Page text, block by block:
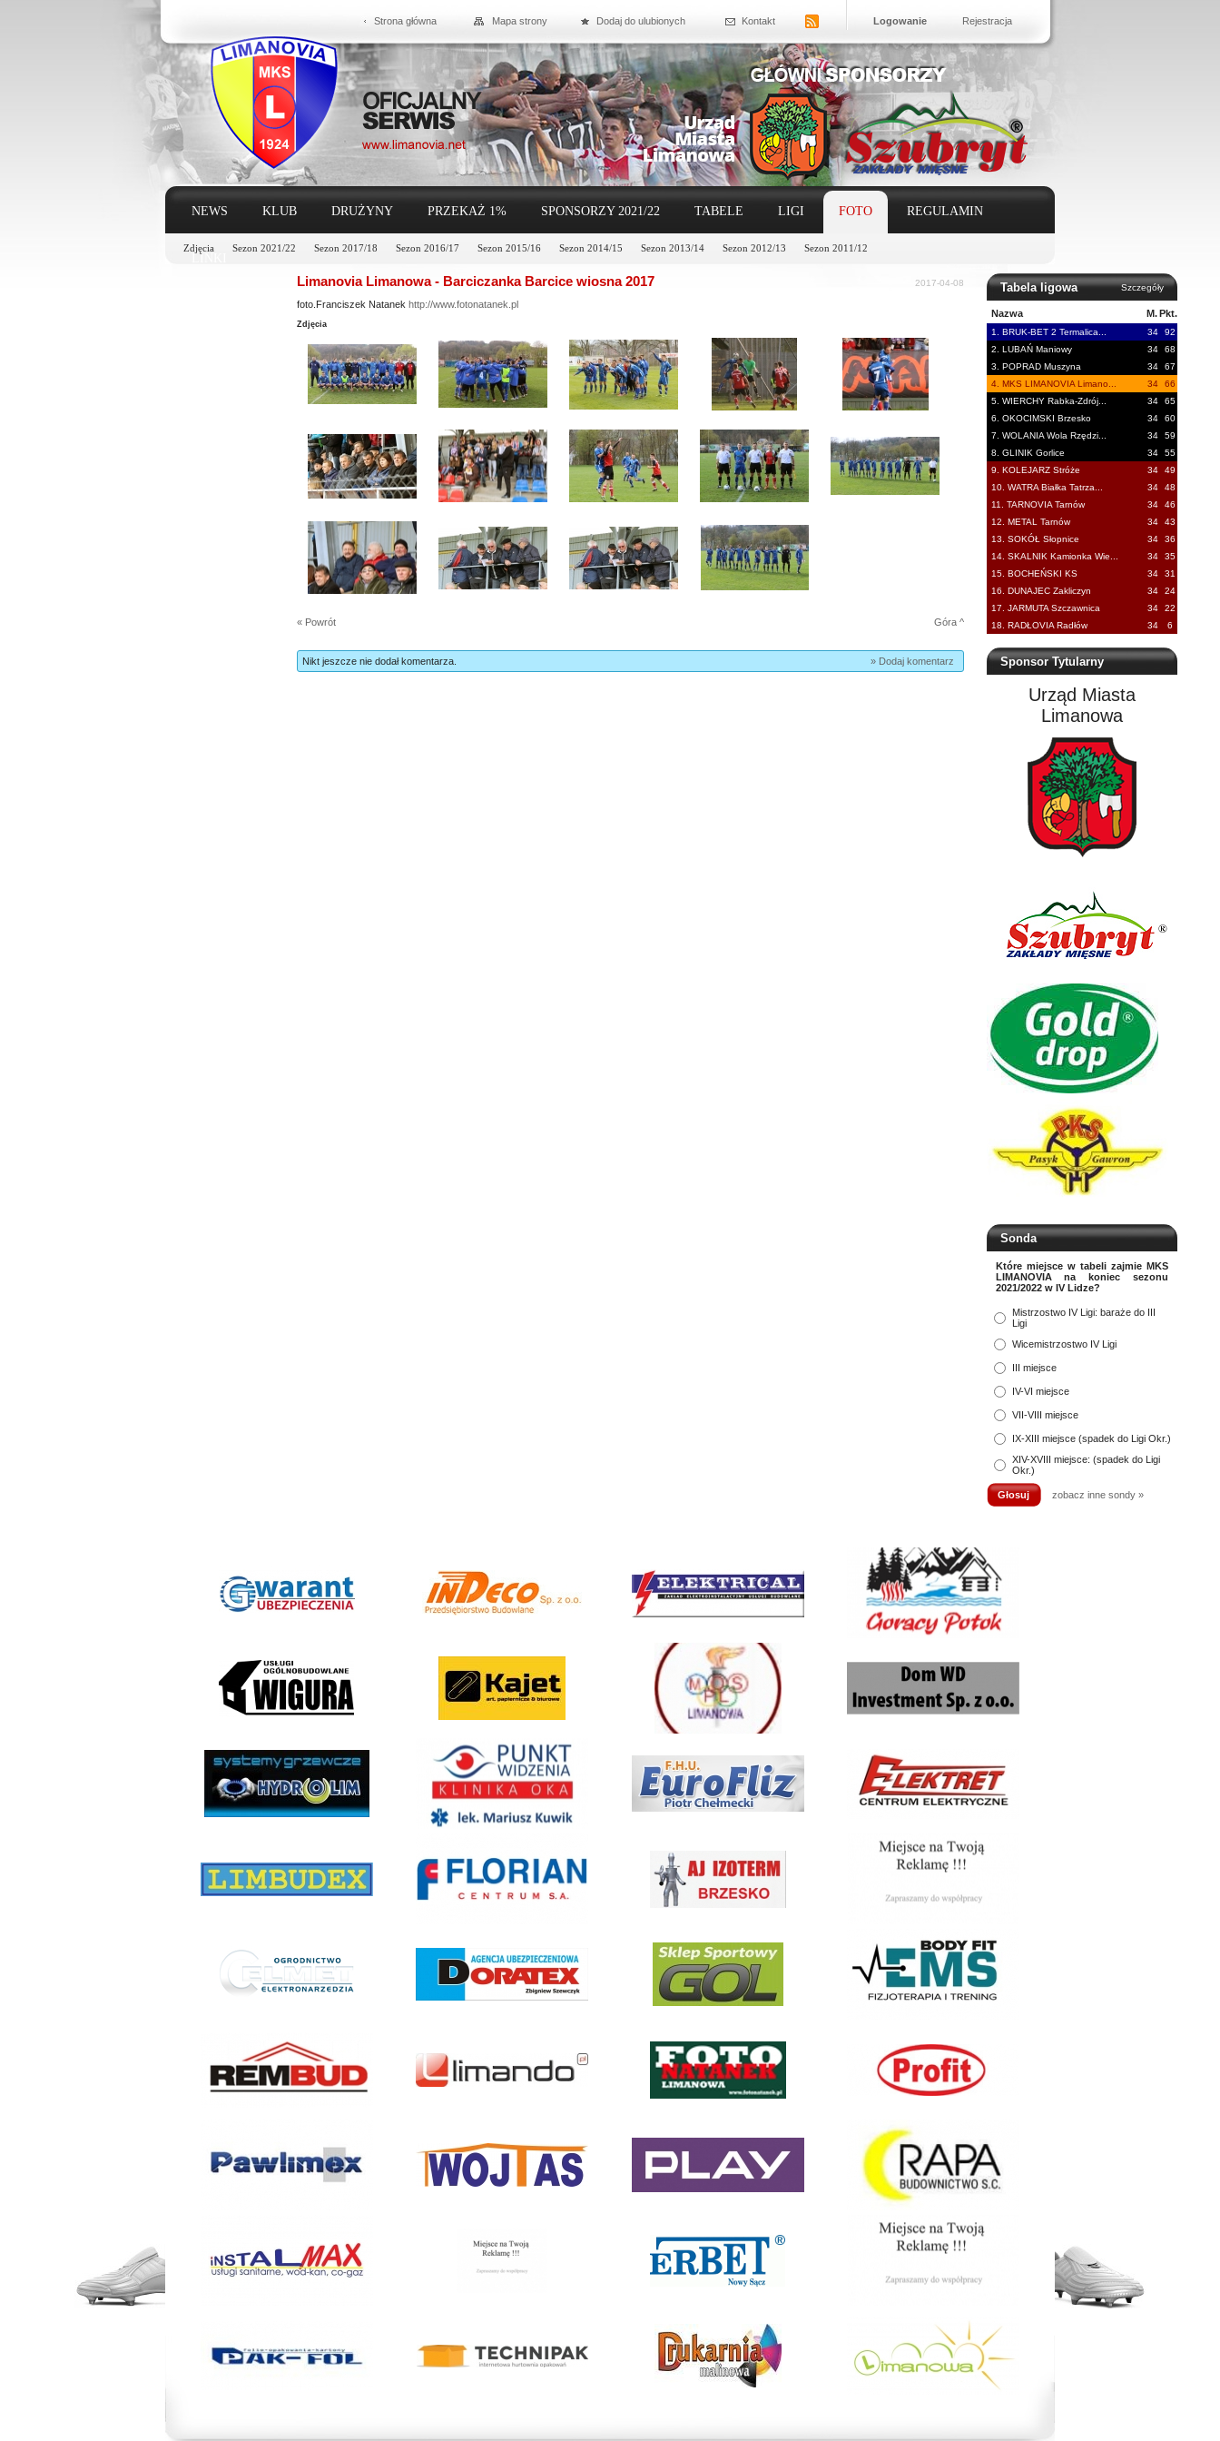
Strona główna Mapa strony Dodaj do ulubionych Kontakt Logowanie Rejestracja
NEWS KLUB DRUŻYNY PRZEKAŻ 1% SPONSORZY 2021/22 TABELE LIGI FOTO
Zdjęcia Sezon 2021/22 Sezon 2017/18 Sezon 2016/17 Sezon 2015/16 Sezon 2014/15 Sezon 2013/14 Sezon 2012/13 Sezon 2011/12
REGULAMIN
LINKI
Tabela ligowa Szczegóły
Nazwa M. Pkt.
1. BRUK-BET 2 Termalica... 34
92
2. LUBAŃ Maniowy
34
68
3. POPRAD Muszyna
34
67
4. MKS LIMANOVIA Limano...
34
66
5. WIERCHY Rabka-Zdrój...
34
65
6. OKOCIMSKI Brzesko
34
60
7. WOLANIA Wola Rzędzi...
34
59
8. GLINIK Gorlice
34
55
9. KOLEJARZ Stróże
34
49
10. WATRA Białka Tatrza...
34
48
11. TARNOVIA Tarnów
34
46
12. METAL Tarnów
34
43
13. SOKÓŁ Słopnice
34
36
14. SKALNIK Kamionka Wie...
34
35
15. BOCHEŃSKI KS
34
31
16. DUNAJEC Zakliczyn
34
24
17. JARMUTA Szczawnica
34
22
18. RADŁOVIA Radłów
34 6
Sponsor Tytularny
Urząd Miasta
Limanowa
Sonda
Które miejsce w tabeli zajmie MKS
LIMANOVIA na koniec sezonu
2021/2022 w IV Lidze?
Mistrzostwo IV Ligi: baraże do III
Ligi
Wicemistrzostwo IV Ligi
III miejsce
IV-VI miejsce
VII-VIII miejsce
IX-XIII miejsce (spadek do Ligi Okr.)
XIV-XVIII miejsce: (spadek do Ligi
Okr.)
zobacz inne sondy »
Limanovia Limanowa - Barciczanka Barcice wiosna 2017 2017-04-08
foto.Franciszek Natanek http://www.fotonatanek.pl
Zdjęcia
« Powrót Góra ^
Nikt jeszcze nie dodał komentarza. » Dodaj komentarz